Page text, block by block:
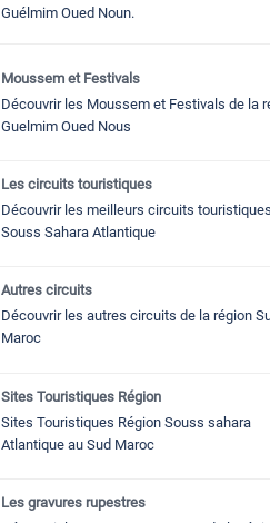
Guélmim Oued Noun.
Moussem et Festivals
Découvrir les Moussem et Festivals de la
Guelmim Oued Nous
Les circuits touristiques
Découvrir les meilleurs circuits
Souss Sahara Atlantique
Autres circuits
Découvrir les autres circuits de la région
Maroc
Sites Touristiques Région
Sites Touristiques Région Souss sahara
Atlantique au Sud Maroc
Les gravures rupestres